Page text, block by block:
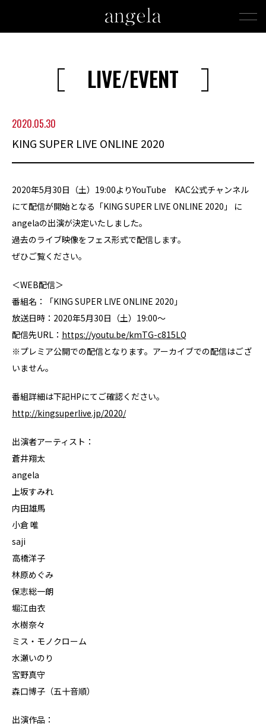
LIVE/EVENT
2020.05.30
KING SUPER LIVE ONLINE 2020
2020年5月30日（土）19:00よりYouTube KAC公式チャンネル
にて配信が開始となる「KING SUPER LIVE ONLINE 2020」 に
angelaの出演が決定いたしました。
過去のライブ映像をフェス形式で配信します。
ぜひご覧ください。
＜WEB配信＞
番組名：「KING SUPER LIVE ONLINE 2020」
放送日時：2020年5月30日（土）19:00～
配信先URL： https://youtu.be/kmTG-c815LQ
※プレミア公開での配信となります。アーカイブでの配信はござ
いません。
番組詳細は下記HPにてご確認ください。
http://kingsuperlive.jp/2020/
出演者アーティスト：
蒼井翔太
angela
上坂すみれ
内田雄馬
小倉 唯
saji
高橋洋子
林原めぐみ
保志総一朗
堀江由衣
水樹奈々
ミス・モノクローム
水瀬いのり
宮野真守
森口博子（五十音順）
出演作品：